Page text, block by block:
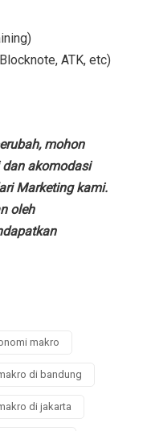
ATK, etc)
mohon
akomodasi
Marketing kami.
oleh
makro
di bandung
di jakarta